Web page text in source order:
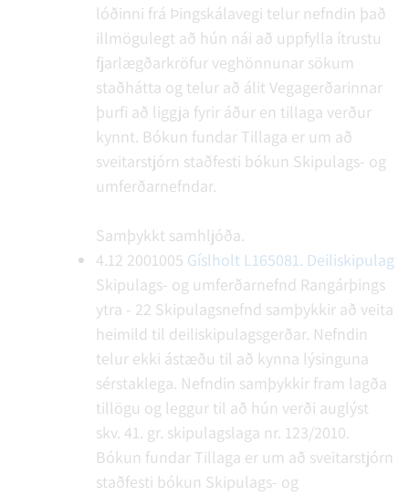
lóðinni frá Þingskálavegi telur nefndin það
illmögulegt að hún nái að uppfylla ítrustu
fjarlægðarkröfur veghönnunar sökum
staðhátta og telur að álit Vegagerðarinnar
þurfi að liggja fyrir áður en tillaga verður
kynnt. Bókun fundar Tillaga er um að
sveitarstjórn staðfesti bókun Skipulags- og
umferðarnefndar.
Samþykkt samhljóða.
4.12 2001005 Gíslholt L165081. Deiliskipulag
Skipulags- og umferðarnefnd Rangárþings
ytra - 22 Skipulagsnefnd samþykkir að veita
heimild til deiliskipulagsgerðar. Nefndin
telur ekki ástæðu til að kynna lýsinguna
sérstaklega. Nefndin samþykkir fram lagða
tillögu og leggur til að hún verði auglýst
skv. 41. gr. skipulagslaga nr. 123/2010.
Bókun fundar Tillaga er um að sveitarstjórn
staðfesti bókun Skipulags- og